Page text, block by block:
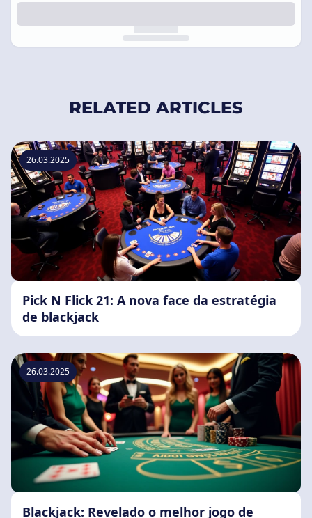
RELATED ARTICLES
26.03.2025
Pick N Flick 21: A nova face da estratégia
de blackjack
26.03.2025
Blackjack: Revelado o melhor jogo de